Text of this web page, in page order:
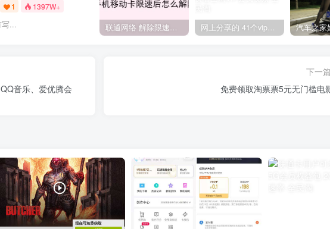
1 1397W+
... 联通网络 解除限速方法参考！畅享、畅玩、老白干等及其它地区自测了 网上分享的 41个vip解析接口 有需要的拿去~ 免费看全网VIP会员视频
音乐、爱优腾会
下一篇
免费领取淘票票5元无门槛电